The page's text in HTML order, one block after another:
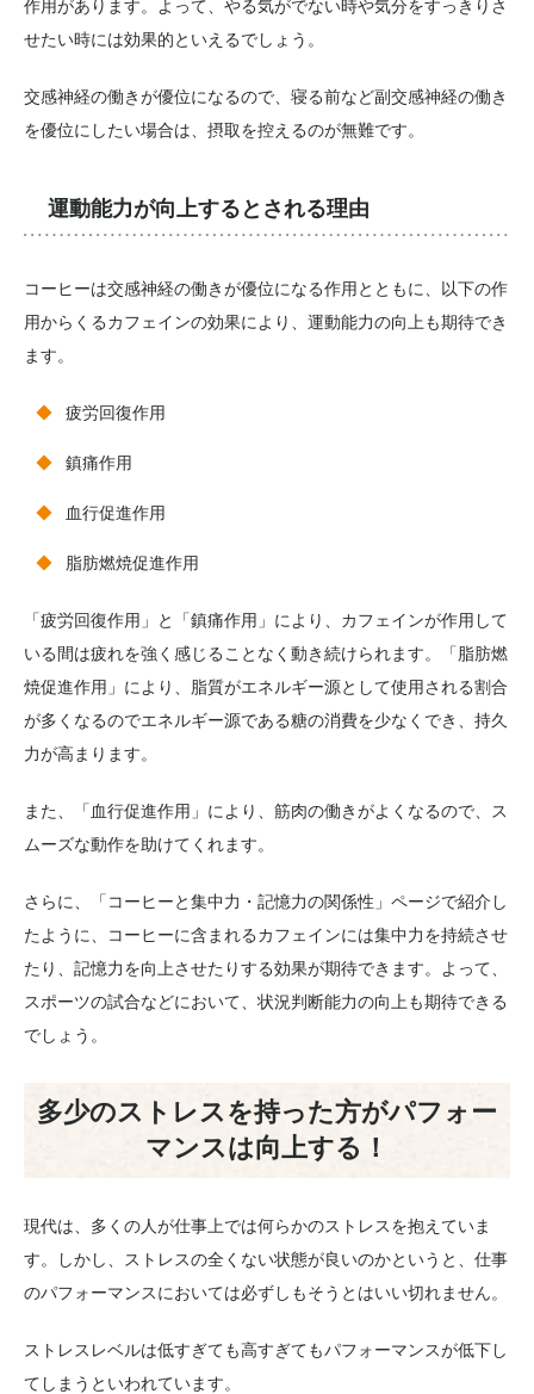
作用があります。よって、やる気がでない時や気分をすっきりさ
せたい時には効果的といえるでしょう。
交感神経の働きが優位になるので、寝る前など副交感神経の働き
を優位にしたい場合は、摂取を控えるのが無難です。
運動能力が向上するとされる理由
コーヒーは交感神経の働きが優位になる作用とともに、以下の作
用からくるカフェインの効果により、運動能力の向上も期待でき
ます。
疲労回復作用
鎮痛作用
血行促進作用
脂肪燃焼促進作用
「疲労回復作用」と「鎮痛作用」により、カフェインが作用して
いる間は疲れを強く感じることなく動き続けられます。「脂肪燃
焼促進作用」により、脂質がエネルギー源として使用される割合
が多くなるのでエネルギー源である糖の消費を少なくでき、持久
力が高まります。
また、「血行促進作用」により、筋肉の働きがよくなるので、ス
ムーズな動作を助けてくれます。
さらに、「コーヒーと集中力・記憶力の関係性」ページで紹介し
たように、コーヒーに含まれるカフェインには集中力を持続させ
たり、記憶力を向上させたりする効果が期待できます。よって、
スポーツの試合などにおいて、状況判断能力の向上も期待できる
でしょう。
多少のストレスを持った方がパフォー
マンスは向上する！
現代は、多くの人が仕事上では何らかのストレスを抱えていま
す。しかし、ストレスの全くない状態が良いのかというと、仕事
のパフォーマンスにおいては必ずしもそうとはいい切れません。
ストレスレベルは低すぎても高すぎてもパフォーマンスが低下し
てしまうといわれています。